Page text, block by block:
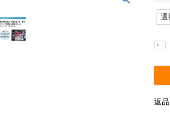
返